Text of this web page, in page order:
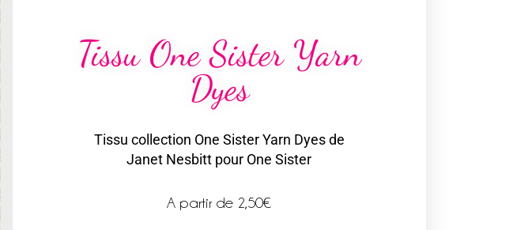
Tissu One Sister Yarn
Dyes
Tissu collection One Sister Yarn Dyes de
Janet Nesbitt pour One Sister
A partir de 2,50€